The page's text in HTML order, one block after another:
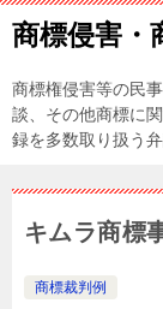
商標侵害・
商標権侵害等の民
談、その他商標に
録を多数取り扱う
キムラ商標
商標裁判例